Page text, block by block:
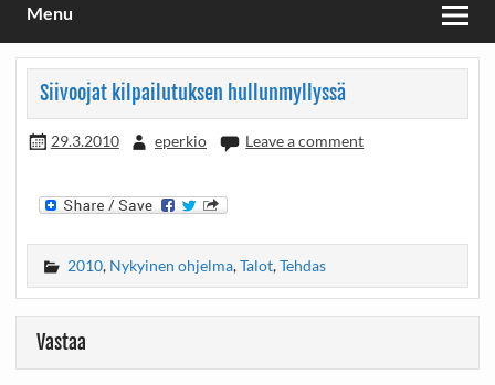
Menu
Siivoojat kilpailutuksen hullunmyllyssä
29.3.2010 eperkio Leave a comment
2010, Nykyinen ohjelma,Talot,Tehdas
Vastaa